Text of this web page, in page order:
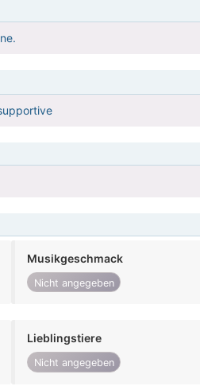
Musikgeschmack
Nicht angegeben
Lieblingstiere
Nicht angegeben